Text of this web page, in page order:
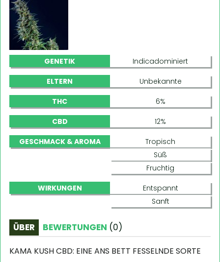
GENETIK Indicadominiert
ELTERN Unbekannte
THC 6%
CBD 12%
GESCHMACK & AROMA
Tropisch
Süß
Fruchtig
WIRKUNGEN
Entspannt
Sanft
ÜBER BEWERTUNGEN (0)
KAMA KUSH CBD: EINE ANS BETT FESSELNDE SORTE